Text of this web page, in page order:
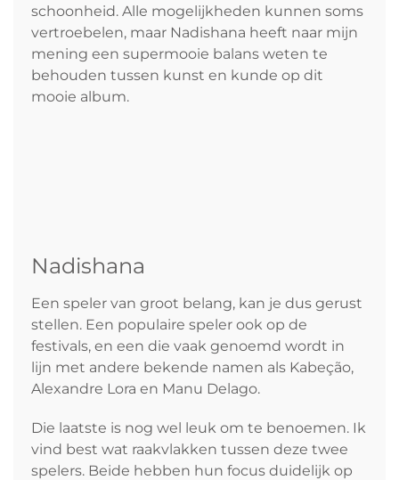
schoonheid. Alle mogelijkheden kunnen soms
vertroebelen, maar Nadishana heeft naar mijn
mening een supermooie balans weten te
behouden tussen kunst en kunde op dit
mooie album.
Nadishana
Een speler van groot belang, kan je dus gerust
stellen. Een populaire speler ook op de
festivals, en een die vaak genoemd wordt in
lijn met andere bekende namen als Kabeção,
Alexandre Lora en Manu Delago.
Die laatste is nog wel leuk om te benoemen. Ik
vind best wat raakvlakken tussen deze twee
spelers. Beide hebben hun focus duidelijk op